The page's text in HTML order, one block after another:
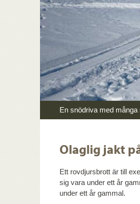
En snödriva med
Olaglig jakt
Ett rovdjursbrott är till
sig vara under ett år
under ett år gammal.